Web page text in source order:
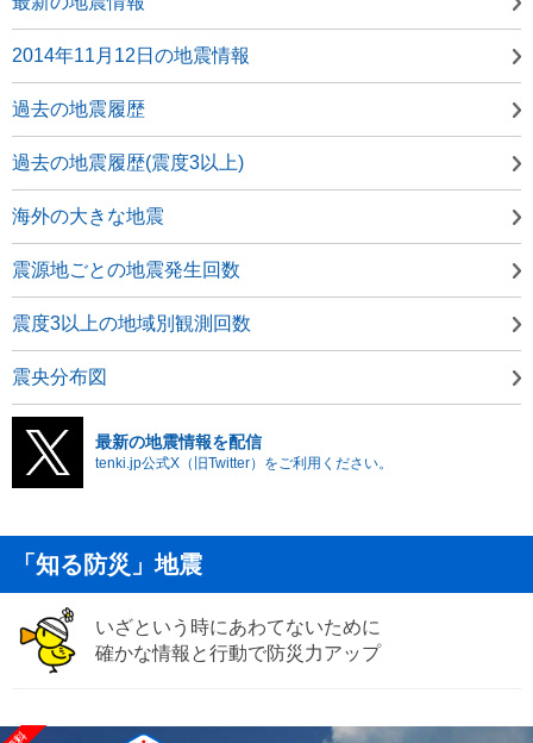
2014年11月12日の地震情報
過去の地震履歴
過去の地震履歴(震度3以上)
海外の大きな地震
震源地ごとの地震発生回数
震度3以上の地域別観測回数
震央分布図
最新の地震情報を配信
tenki.jp公式X（旧Twitter）をご利用ください。
「知る防災」地震
いざという時にあわてないために
確かな情報と行動で防災力アップ